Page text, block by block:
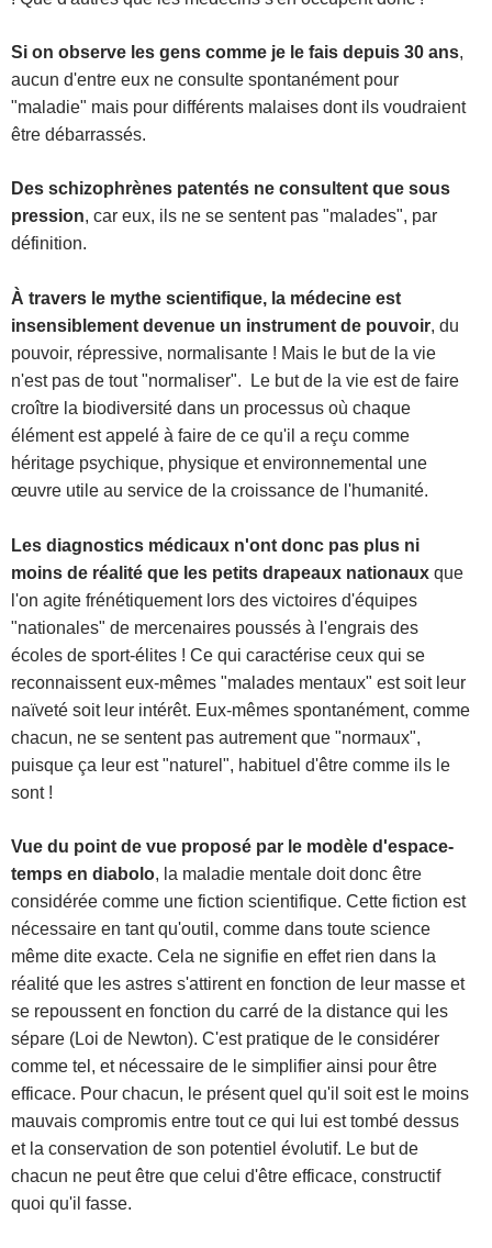
Si on observe les gens comme je le fais depuis 30 ans,
aucun d'entre eux ne consulte spontanément pour
"maladie" mais pour différents malaises dont ils voudraient
être débarrassés.
Des schizophrènes patentés ne consultent que sous
pression, car eux, ils ne se sentent pas "malades", par
définition.
À travers le mythe scientifique, la médecine est
insensiblement devenue un instrument de pouvoir, du
pouvoir, répressive, normalisante ! Mais le but de la vie
n'est pas de tout "normaliser". Le but de la vie est de faire
croître la biodiversité dans un processus où chaque
élément est appelé à faire de ce qu'il a reçu comme
héritage psychique, physique et environnemental une
œuvre utile au service de la croissance de l'humanité.
Les diagnostics médicaux n'ont donc pas plus ni
moins de réalité que les petits drapeaux nationaux que
l'on agite frénétiquement lors des victoires d'équipes
"nationales" de mercenaires poussés à l'engrais des
écoles de sport-élites ! Ce qui caractérise ceux qui se
reconnaissent eux-mêmes "malades mentaux" est soit leur
naïveté soit leur intérêt. Eux-mêmes spontanément, comme
chacun, ne se sentent pas autrement que "normaux",
puisque ça leur est "naturel", habituel d'être comme ils le
sont !
Vue du point de vue proposé par le modèle d'espace-
temps en diabolo, la maladie mentale doit donc être
considérée comme une fiction scientifique. Cette fiction est
nécessaire en tant qu'outil, comme dans toute science
même dite exacte. Cela ne signifie en effet rien dans la
réalité que les astres s'attirent en fonction de leur masse et
se repoussent en fonction du carré de la distance qui les
sépare (Loi de Newton). C'est pratique de le considérer
comme tel, et nécessaire de le simplifier ainsi pour être
efficace. Pour chacun, le présent quel qu'il soit est le moins
mauvais compromis entre tout ce qui lui est tombé dessus
et la conservation de son potentiel évolutif. Le but de
chacun ne peut être que celui d'être efficace, constructif
quoi qu'il fasse.